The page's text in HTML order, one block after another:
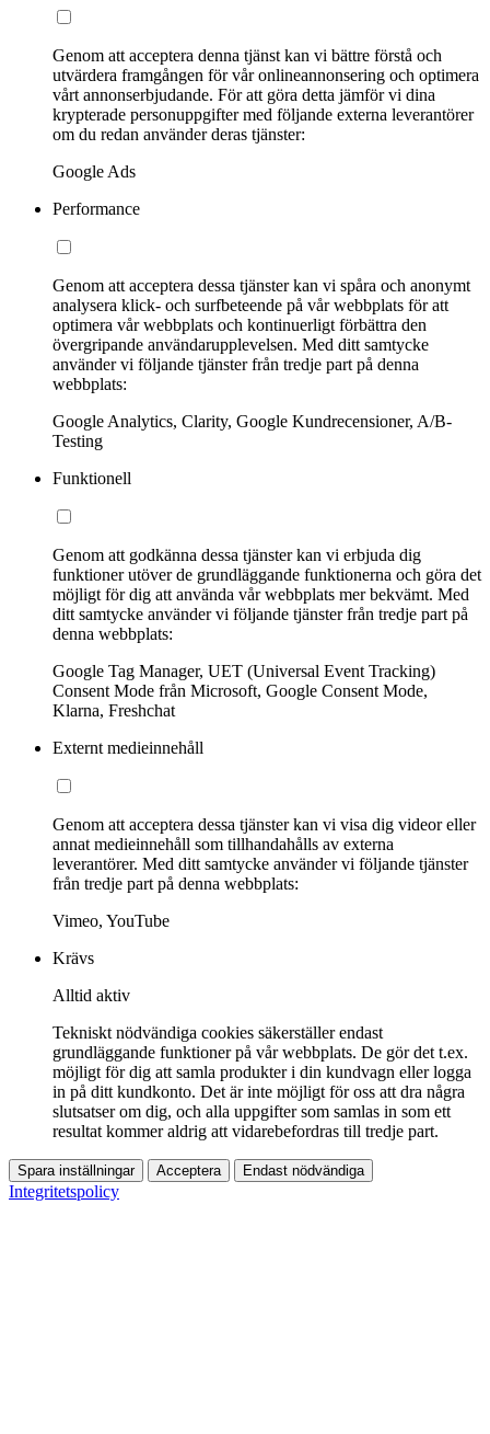
Genom att acceptera denna tjänst kan vi bättre förstå och
utvärdera framgången för vår onlineannonsering och optimera
vårt annonserbjudande. För att göra detta jämför vi dina
krypterade personuppgifter med följande externa leverantörer
om du redan använder deras tjänster:
Google Ads
Performance
Genom att acceptera dessa tjänster kan vi spåra och anonymt
analysera klick- och surfbeteende på vår webbplats för att
optimera vår webbplats och kontinuerligt förbättra den
övergripande användarupplevelsen. Med ditt samtycke
använder vi följande tjänster från tredje part på denna
webbplats:
Google Analytics, Clarity, Google Kundrecensioner, A/B-
Testing
Funktionell
Genom att godkänna dessa tjänster kan vi erbjuda dig
funktioner utöver de grundläggande funktionerna och göra det
möjligt för dig att använda vår webbplats mer bekvämt. Med
ditt samtycke använder vi följande tjänster från tredje part på
denna webbplats:
Google Tag Manager, UET (Universal Event Tracking)
Consent Mode från Microsoft, Google Consent Mode,
Klarna, Freshchat
Externt medieinnehåll
Genom att acceptera dessa tjänster kan vi visa dig videor eller
annat medieinnehåll som tillhandahålls av externa
leverantörer. Med ditt samtycke använder vi följande tjänster
från tredje part på denna webbplats:
Vimeo, YouTube
Krävs
Alltid aktiv
Tekniskt nödvändiga cookies säkerställer endast
grundläggande funktioner på vår webbplats. De gör det t.ex.
möjligt för dig att samla produkter i din kundvagn eller logga
in på ditt kundkonto. Det är inte möjligt för oss att dra några
slutsatser om dig, och alla uppgifter som samlas in som ett
resultat kommer aldrig att vidarebefordras till tredje part.
Spara inställningar Acceptera Endast nödvändiga
Integritetspolicy